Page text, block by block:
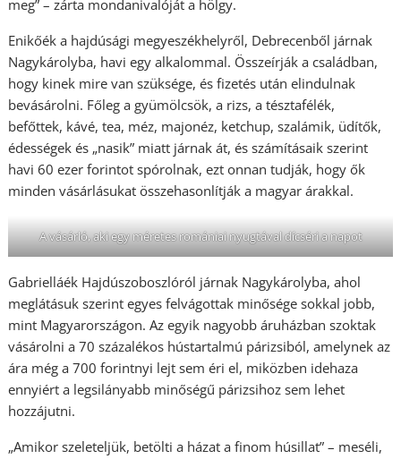
meg” – zárta mondanivalóját a hölgy.
Enikőék a hajdúsági megyeszékhelyről, Debrecenből járnak
Nagykárolyba, havi egy alkalommal. Összeírják a családban,
hogy kinek mire van szüksége, és fizetés után elindulnak
bevásárolni. Főleg a gyümölcsök, a rizs, a tésztafélék,
befőttek, kávé, tea, méz, majonéz, ketchup, szalámik, üdítők,
édességek és „nasik” miatt járnak át, és számításaik szerint
havi 60 ezer forintot spórolnak, ezt onnan tudják, hogy ők
minden vásárlásukat összehasonlítják a magyar árakkal.
A vásárló, aki egy méretes romániai nyugtával dícséri a napot
Gabrielláék Hajdúszoboszlóról járnak Nagykárolyba, ahol
meglátásuk szerint egyes felvágottak minősége sokkal jobb,
mint Magyarországon. Az egyik nagyobb áruházban szoktak
vásárolni a 70 százalékos hústartalmú párizsiból, amelynek az
ára még a 700 forintnyi lejt sem éri el, miközben idehaza
ennyiért a legsilányabb minőségű párizsihoz sem lehet
hozzájutni.
„Amikor szeleteljük, betölti a házat a finom húsillat” – meséli,